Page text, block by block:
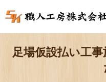
足場仮設払い工